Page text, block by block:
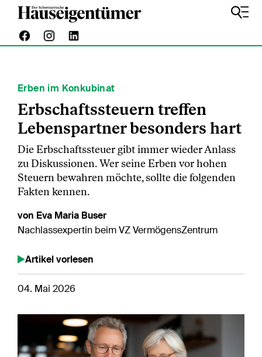
Erben im Konkubinat
Erbschaftssteuern treffen
Lebenspartner besonders hart
Die Erbschaftssteuer gibt immer wieder Anlass
zu Diskussionen. Wer seine Erben vor hohen
Steuern bewahren möchte, sollte die folgenden
Fakten kennen.
von Eva Maria Buser
Nachlassexpertin beim VZ VermögensZentrum
Artikel vorlesen
04. Mai 2026